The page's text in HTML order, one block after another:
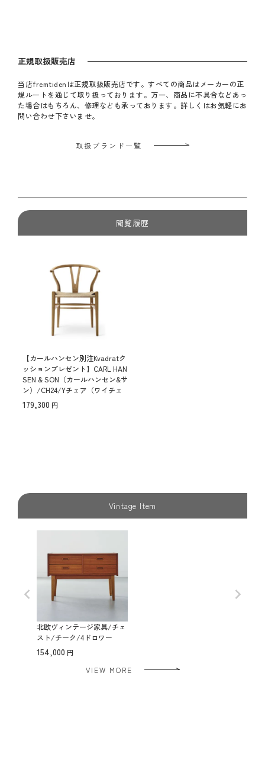
正規取扱販売店
当店fremtidenは正規取扱販売店です。すべての商品はメーカーの正
規ルートを通じて取り扱っております。万一、商品に不具合などあっ
た場合はもちろん、修理なども承っております。詳しくはお気軽にお
問い合わせ下さいませ。
取扱ブランド一覧
閲覧履歴
【カールハンセン別注Kvadratク
ッションプレゼント】CARL HAN
SEN & SON（カールハンセン&サ
ン）/CH24/Yチェア（ワイチェ
ア）/オーク材/オイル仕上げ/ナ
チュラルペーパーコード/SH43
179,300
Vintage Item
北欧ヴィンテージ家具/チェ
スト/チーク/4ドロワー
154,000
VIEW MORE